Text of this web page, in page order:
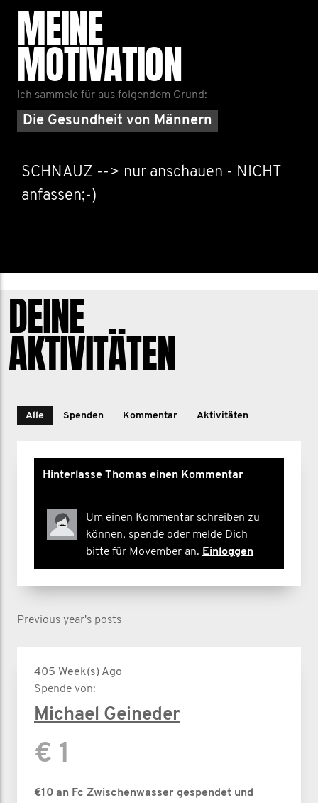
MEINE
MOTIVATION
Ich sammele für aus folgendem Grund:
Die Gesundheit von Männern
SCHNAUZ --> nur anschauen - NICHT
anfassen;-)
DEINE
AKTIVITÄTEN
Alle Spenden Kommentar Aktivitäten
Hinterlasse Thomas einen Kommentar
Um einen Kommentar schreiben zu
können, spende oder melde Dich
bitte für Movember an. Einloggen
Previous year's posts
405 Week(s) Ago
Spende von:
Michael Geineder
€ 1
€10 an Fc Zwischenwasser gespendet und